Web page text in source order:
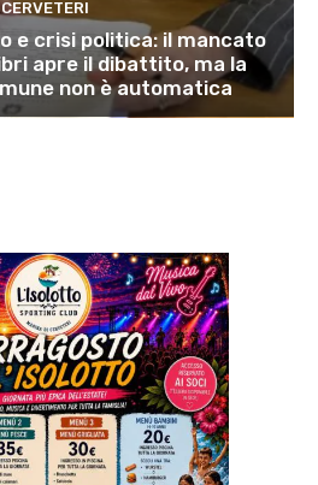
CERVETERI
e crisi politica: il mancato
apre il dibattito, ma la
non è automatica